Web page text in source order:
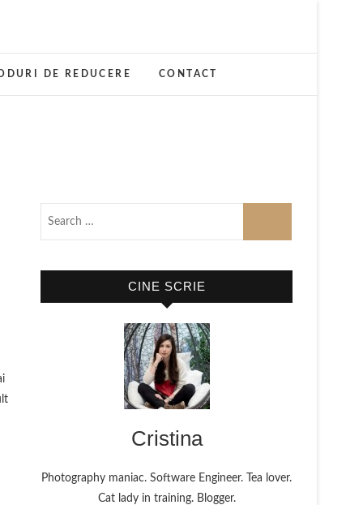
DE REDUCERE CONTACT
CINE SCRIE
Cristina
Photography maniac. Software Engineer. Tea lover.
Cat lady in training. Blogger.